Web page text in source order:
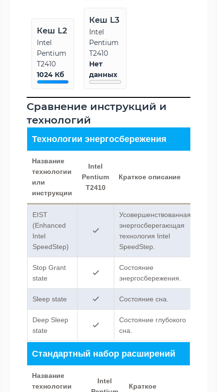
Кеш L2
Intel
Pentium
T2410
1024 Кб
Кеш L3
Intel
Pentium
T2410
Нет
данных
Сравнение инструкций и
технологий
Технологии энергосбережения
Название
технологии
или
инструкции
Intel
Pentium
T2410
Краткое описание
EIST
(Enhanced
Intel
SpeedStep)
Усовершенствованная
энергосберегающая
технология Intel
SpeedStep.
Stop Grant
state
Состояние
энергосбережения.
Sleep state Состояние сна.
Deep Sleep
state
Cостояние глубокого
сна.
Стандартный набор расширений
Название
технологии
Intel
Краткое